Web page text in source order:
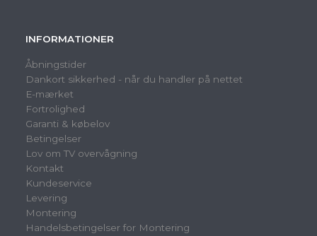
INFORMATIONER
Åbningstider
Dankort sikkerhed - når du handler på nettet
E-mærket
Fortrolighed
Garanti & købelov
Betingelser
Lov om TV overvågning
Kontakt
Kundeservice
Levering
Montering
Handelsbetingelser for Montering